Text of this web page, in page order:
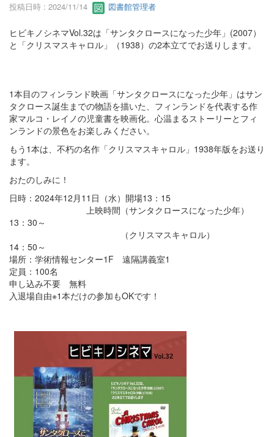
投稿日時 : 2024/11/14 図書館管理者
ヒビキノシネマVol.32は「サンタクロースになった少年」(2007）
と「クリスマスキャロル」（1938）の2本立てでお送りします。
1本目のフィンランド映画「サンタクロースになった少年」はサン
タクロース誕生までの物語を描いた、フィンランドを代表する作
家マルコ・レイノの児童書を映画化。心温まるストーリーとフィ
ンランドの景色をお楽しみください。
もう1本は、不朽の名作「クリスマスキャロル」1938年版をお送り
ます。
おたのしみに！
日時：2024年12月11日（水）開場13：15
上映時間（サンタクロースになった少年）
13：30～
（クリスマスキャロル）
14：50～
場所：学術情報センター1F 遠隔講義室1
定員：100名
申し込み不要 無料
入退場自由※1本だけの参加もOKです！